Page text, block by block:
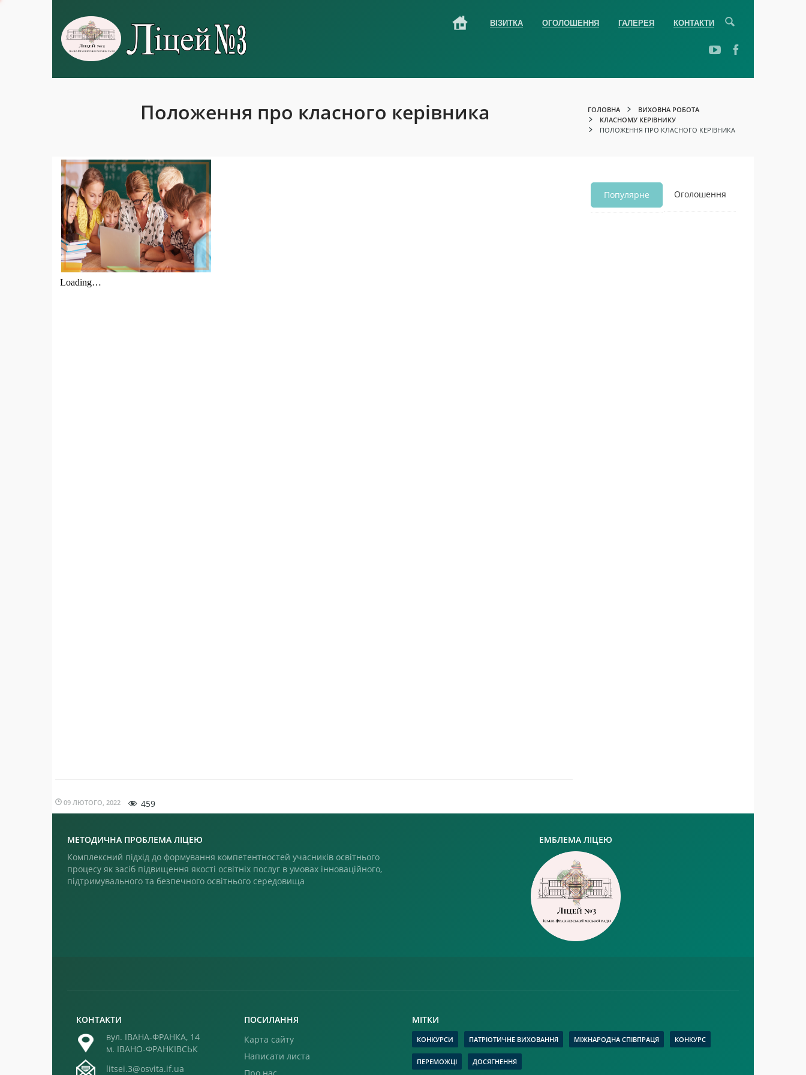
ВІЗИТКА ОГОЛОШЕННЯ ГАЛЕРЕЯ КОНТАКТИ
Положення про класного керівника ГОЛОВНА
ВИХОВНА РОБОТА
КЛАСНОМУ КЕРІВНИКУ
ПОЛОЖЕННЯ ПРО КЛАСНОГО КЕРІВНИКА
09 ЛЮТОГО, 2022 459
Популярне Оголошення
МЕТОДИЧНА ПРОБЛЕМА ЛІЦЕЮ
Комплексний підхід до формування компетентностей учасників освітнього
процесу як засіб підвищення якості освітніх послуг в умовах інноваційного,
підтримувального та безпечного освітнього середовища
ЕМБЛЕМА ЛІЦЕЮ
КОНТАКТИ
вул. ІВАНА-ФРАНКА, 14
м. ІВАНО-ФРАНКІВСЬК
litsei.3@osvita.if.ua
ПОСИЛАННЯ
Карта сайту
Написати листа
МІТКИ
КОНКУРСИ ПАТРІОТИЧНЕ ВИХОВАННЯ МІЖНАРОДНА СПІВПРАЦЯ КОНКУРС
ПЕРЕМОЖЦІ ДОСЯГНЕННЯ